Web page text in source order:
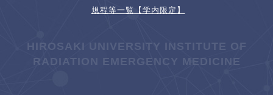
規程等一覧【学内限定】
HIROSAKI UNIVERSITY INSTITUTE OF
RADIATION EMERGENCY MEDICINE